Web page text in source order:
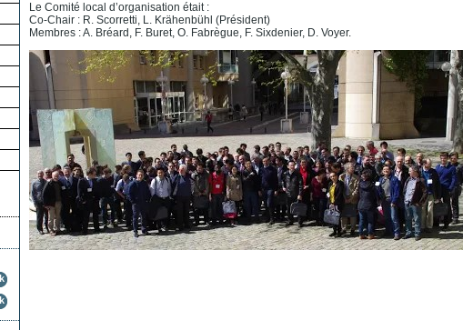
Le Comité local d’organisation était :
Co-Chair : R. Scorretti, L. Krähenbühl (Président)
Membres : A. Bréard, F. Buret, O. Fabrègue, F. Sixdenier, D. Voyer.